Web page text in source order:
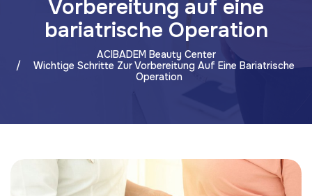
Vorbereitung auf eine
bariatrische Operation
ACIBADEM Beauty Center
Wichtige Schritte Zur Vorbereitung Auf Eine Bariatrische
Operation